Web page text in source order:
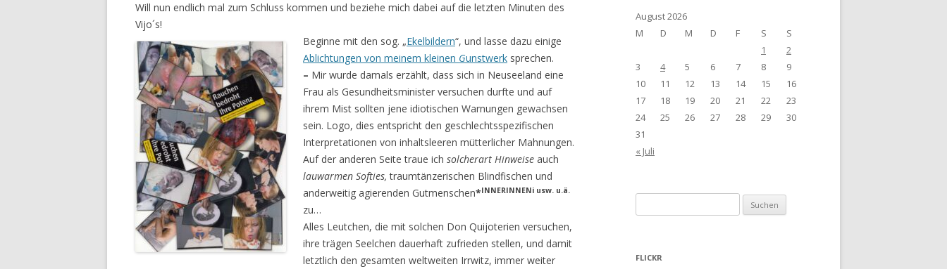
Will nun endlich mal zum Schluss kommen und beziehe mich dabei auf die letzten Minuten des
Vijo´s!
Beginne mit den sog. „Ekelbildern“, und lasse dazu einige
Ablichtungen von meinem kleinen Gunstwerk sprechen.
– Mir wurde damals erzählt, dass sich in Neuseeland eine
Frau als Gesundheitsminister versuchen durfte und auf
ihrem Mist sollten jene idiotischen Warnungen gewachsen
sein. Logo, dies entspricht den geschlechtsspezifischen
Interpretationen von inhaltsleeren mütterlicher Mahnungen.
Auf der anderen Seite traue ich solcherart Hinweise auch
lauwarmen Softies, traumtänzerischen Blindfi­schen und
anderweitig agierenden Gutmenschen*INNERINNENi usw. u.ä.
zu…
Alles Leutchen, die mit solchen Don Quijoterien versuchen,
ihre trägen Seelchen dauerhaft zufrie­den stellen, und damit
letztlich den gesamten weltweiten Irrwitz, immer weiter
August 2026
M
D M D F S
S
1
2
3
4 5 6 7 8
9
10
11 12 13 14 15
16
17
18 19 20 21 22
23
24
25 26 27 28 29
30
31
« Juli
nach:
FLICKR